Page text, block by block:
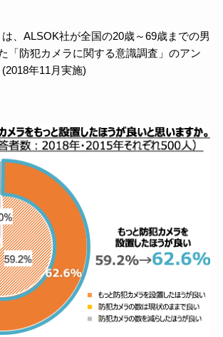
、ALSOK社が全国の20歳～69歳までの男
「防犯カメラに関する意識調査」のアン
年11月実施)